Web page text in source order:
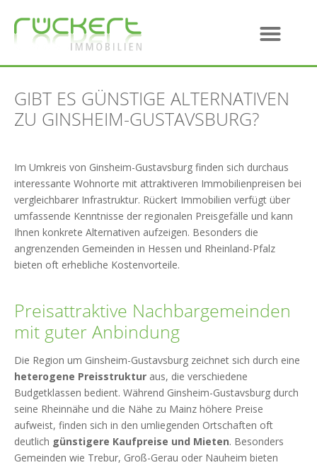
GIBT ES GÜNSTIGE ALTERNATIVEN
ZU GINSHEIM-GUSTAVSBURG?
Im Umkreis von Ginsheim-Gustavsburg finden sich durchaus
interessante Wohnorte mit attraktiveren Immobilienpreisen bei
vergleichbarer Infrastruktur. Rückert Immobilien verfügt über
umfassende Kenntnisse der regionalen Preisgefälle und kann
Ihnen konkrete Alternativen aufzeigen. Besonders die
angrenzenden Gemeinden in Hessen und Rheinland-Pfalz
bieten oft erhebliche Kostenvorteile.
Preisattraktive Nachbargemeinden
mit guter Anbindung
Die Region um Ginsheim-Gustavsburg zeichnet sich durch eine
heterogene Preisstruktur aus, die verschiedene
Budgetklassen bedient. Während Ginsheim-Gustavsburg durch
seine Rheinnähe und die Nähe zu Mainz höhere Preise
aufweist, finden sich in den umliegenden Ortschaften oft
deutlich günstigere Kaufpreise und Mieten. Besonders
Gemeinden wie Trebur, Groß-Gerau oder Nauheim bieten